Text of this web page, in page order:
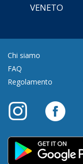
VENETO
Chi siamo
FAQ
Regolamento